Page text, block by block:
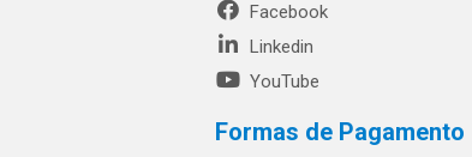
Facebook
Linkedin
YouTube
Formas de Pagamento